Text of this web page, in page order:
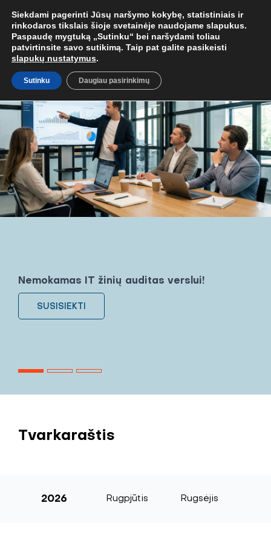
ARBA EL. P.
Nemokamas IT žinių auditas verslui!
SUSISIEKTI
Tvarkaraštis
2026 Rugpjūtis Rugsėjis
Siekdami pagerinti Jūsų naršymo kokybę, statistiniais ir
rinkodaros tikslais šioje svetainėje naudojame slapukus.
Paspaudę mygtuką „Sutinku“ bei naršydami toliau
patvirtinsite savo sutikimą. Taip pat galite pasikeisti
slapukų nustatymus.
Sutinku Daugiau pasirinkimų